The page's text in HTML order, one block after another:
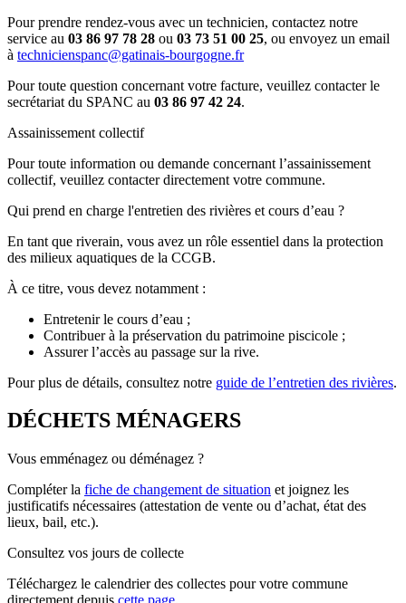
Pour prendre rendez-vous avec un technicien, contactez notre
service au 03 86 97 78 28 ou 03 73 51 00 25, ou envoyez un email
à technicienspanc@gatinais-bourgogne.fr
Pour toute question concernant votre facture, veuillez contacter le
secrétariat du SPANC au 03 86 97 42 24.
Assainissement collectif
Pour toute information ou demande concernant l’assainissement
collectif, veuillez contacter directement votre commune.
Qui prend en charge l'entretien des rivières et cours d’eau ?
En tant que riverain, vous avez un rôle essentiel dans la protection
des milieux aquatiques de la CCGB.
À ce titre, vous devez notamment :
Entretenir le cours d’eau ;
Contribuer à la préservation du patrimoine piscicole ;
Assurer l’accès au passage sur la rive.
Pour plus de détails, consultez notre guide de l’entretien des rivières.
DÉCHETS MÉNAGERS
Vous emménagez ou déménagez ?
Compléter la fiche de changement de situation et joignez les
justificatifs nécessaires (attestation de vente ou d’achat, état des
lieux, bail, etc.).
Consultez vos jours de collecte
Téléchargez le calendrier des collectes pour votre commune